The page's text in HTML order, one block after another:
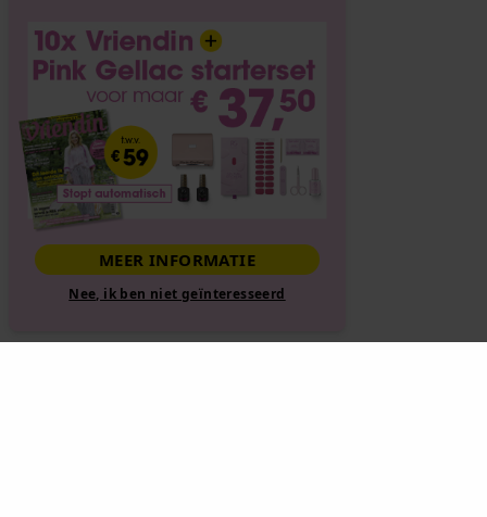
MEER INFORMATIE
Nee, ik ben niet geïnteresseerd